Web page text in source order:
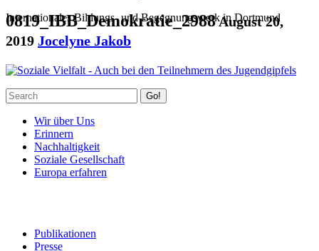
Internationales Bildungs- und Begegnungswerk in Dortmund
0819_IBB_Demokratie_2988August 20,
2019 Jocelyne Jakob
Go!
Wir über Uns
Erinnern
Nachhaltigkeit
Soziale Gesellschaft
Europa erfahren
Publikationen
Presse